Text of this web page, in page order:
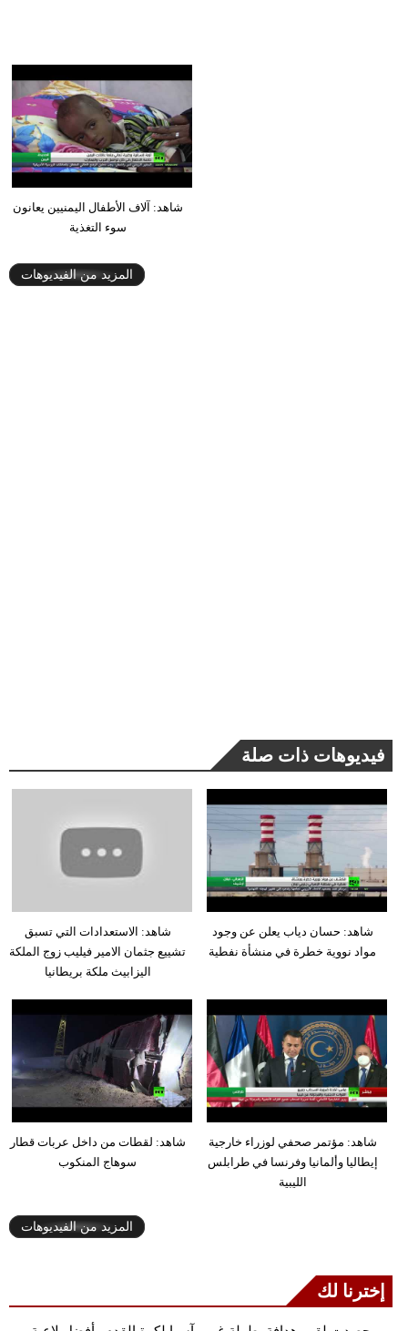
شاهد: آلاف الأطفال اليمنيين يعانون
سوء التغذية
المزيد من الفيديوهات
فيديوهات ذات صلة
شاهد: الاستعدادات التي تسبق
تشييع جثمان الامير فيليب زوج الملكة
اليزابيث ملكة بريطانيا
شاهد: حسان دياب يعلن عن وجود
مواد نووية خطرة في منشأة نفطية
شاهد: لقطات من داخل عربات قطار
سوهاج المنكوب
شاهد: مؤتمر صحفي لوزراء خارجية
إيطاليا وألمانيا وفرنسا في طرابلس
الليبية
المزيد من الفيديوهات
إخترنا لك